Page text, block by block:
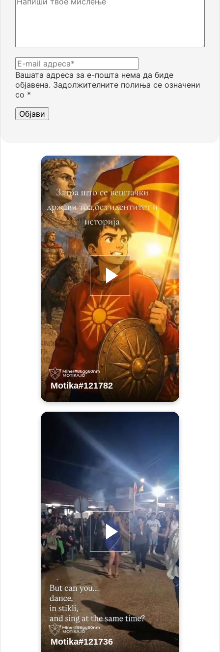
Вашата адреса за е-пошта нема да биде
објавена. Задолжителните полиња се означени
со *